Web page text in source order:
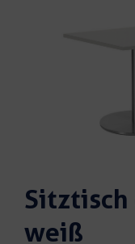
Sitztisch
weiß